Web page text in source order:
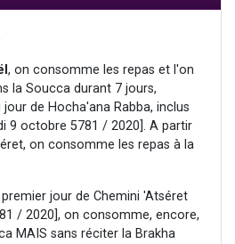
, on consomme les repas et l'on
la Soucca durant 7 jours,
jour de Hocha'ana Rabba, inclus
9 octobre 5781 / 2020]. A partir
on consomme les repas à la
premier jour de Chemini 'Atséret
/ 2020], on consomme, encore,
MAIS sans réciter la Brakha